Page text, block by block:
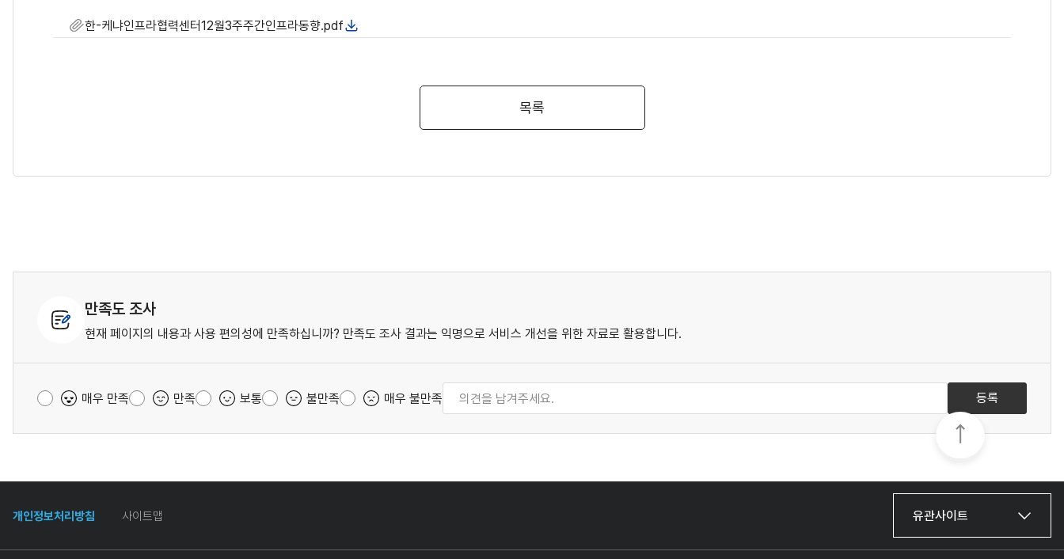
한-케냐인프라협력센터12월3주주간인프라동향.pdf
목록
만족도 조사
현재 페이지의 내용과 사용 편의성에 만족하십니까? 만족도 조사 결과는 익명으로 서비스 개선을 위한 자료로 활용합니다.
매우 만족 만족 보통 불만족 매우 불만족 등록
개인정보처리방침 사이트맵 유관사이트